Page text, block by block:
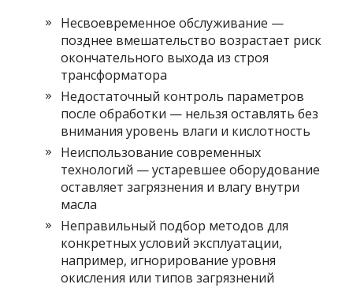
Несвоевременное обслуживание —
позднее вмешательство возрастает риск
окончательного выхода из строя
трансформатора
Недостаточный контроль параметров
после обработки — нельзя оставлять без
внимания уровень влаги и кислотность
Неиспользование современных
технологий — устаревшее оборудование
оставляет загрязнения и влагу внутри
масла
Неправильный подбор методов для
конкретных условий эксплуатации,
например, игнорирование уровня
окисления или типов загрязнений